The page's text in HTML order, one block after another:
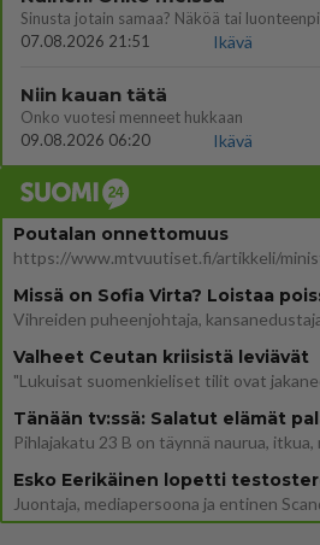
Sinusta jotain samaa? Näköä tai
07.08.2026 21:51
Ikävä
Niin kauan tätä
Onko vuotesi menneet hukkaan
09.08.2026 06:20
Ikävä
Poutalan onnettomuus
Valheet Ceutan kriisistä leviävät